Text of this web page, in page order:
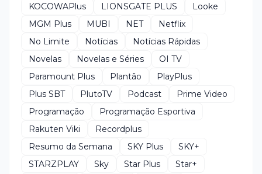
KOCOWAPlus
LIONSGATE PLUS
Looke
MGM Plus
MUBI NET
Netflix
No Limite
Notícias
Notícias Rápidas
Novelas
Novelas e Séries
OI TV
Paramount Plus
Plantão
PlayPlus
Plus SBT
PlutoTV Podcast
Prime Video
Programação
Programação Esportiva
Rakuten Viki
Recordplus
Resumo da Semana
SKY Plus
SKY+
STARZPLAY
Sky Star Plus
Star+